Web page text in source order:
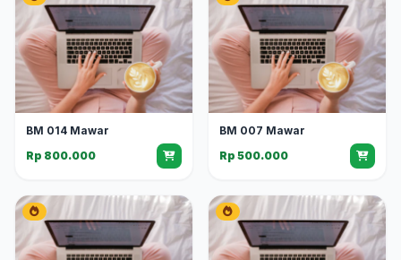
BM 014 Mawar
Rp 800.000
BM 007 Mawar
Rp 500.000